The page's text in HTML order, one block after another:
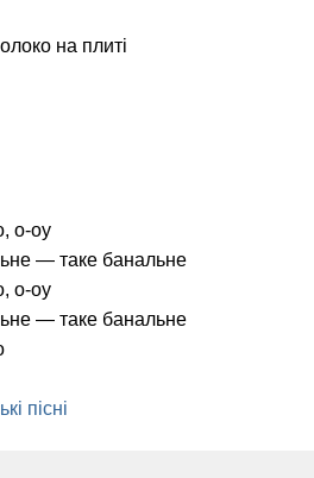
на плиті
о-оу
— таке банальне
о-оу
— таке банальне
пісні